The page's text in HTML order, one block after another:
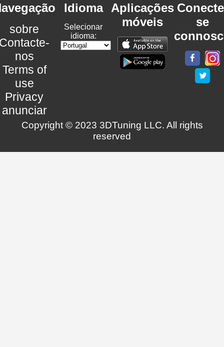
sobre
nos
Terms of
use
Privacy
anunciar
Idioma
Selecionar
idioma:
Aplicações
móveis
se
Copyright © 2023 3DTuning LLC. All rights
reserved